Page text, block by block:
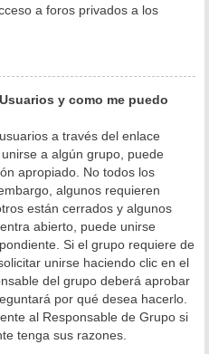
a foros privados a los
y como me puedo
a través del enlace
a algún grupo, puede
apropiado. No todos los
algunos requieren
están cerrados y algunos
abierto, puede unirse
Si el grupo requiere de
unirse haciendo clic en el
del grupo deberá aprobar
por qué desea hacerlo.
al Responsable de Grupo si
tenga sus razones.